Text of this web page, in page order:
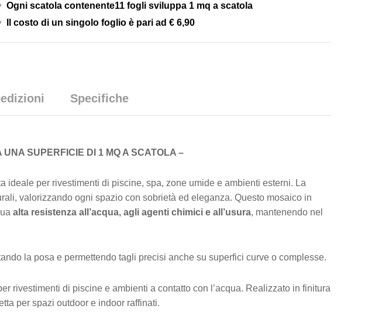
v
Ogni scatola contenente11 fogli sviluppa 1 mq a scatola
Il costo di un singolo foglio è pari ad € 6,90
Specifiche
SUPERFICIE DI 1 MQ A SCATOLA –
ideale per rivestimenti di piscine, spa, zone umide e ambienti esterni. La
valorizzando ogni spazio con sobrietà ed eleganza. Questo mosaico in
alta resistenza all’acqua, agli agenti chimici e all’usura, mantenendo nel
la posa e permettendo tagli precisi anche su superfici curve o complesse.
rivestimenti di piscine e ambienti a contatto con l’acqua. Realizzato in finitura
per spazi outdoor e indoor raffinati.